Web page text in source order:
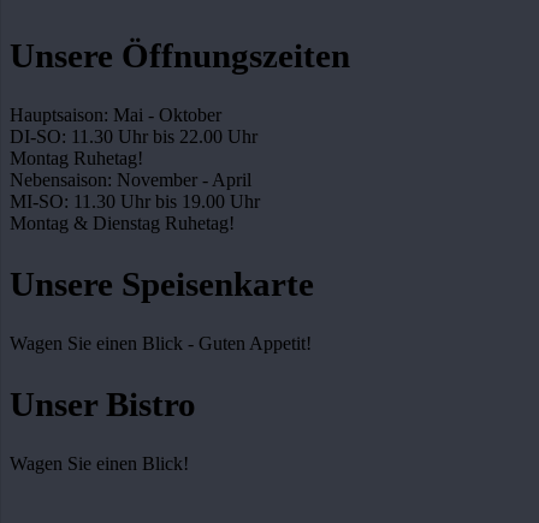
Unsere Öffnungszeiten
Hauptsaison: Mai - Oktober
DI-SO: 11.30 Uhr bis 22.00 Uhr
Montag Ruhetag!
Nebensaison: November - April
MI-SO: 11.30 Uhr bis 19.00 Uhr
Montag & Dienstag Ruhetag!
Unsere Speisenkarte
Wagen Sie einen Blick - Guten Appetit!
Unser Bistro
Wagen Sie einen Blick!